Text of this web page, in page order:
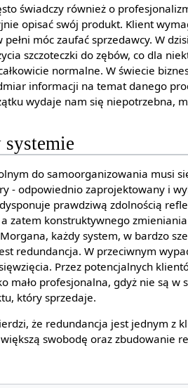
świadczy również o
opisać swój produkt. Klient
móc zaufać sprzedawcy. W
szczoteczki do zębów, co dla
normalne. W świecie
informacji na temat danego
wydaje nam się niepotrzebna,
systemie
do samoorganizowania musi
- odpowiednio zaprojektowany i
prawdziwą zdolnością
a zatem konstruktywnego
każdy system, w bardzo
redundancja. W przeciwnym
Przez potencjalnych
mało profesjonalna, gdyż nie są
który sprzedaje.
że redundancja jest jednym z
swobodę oraz zbudowanie